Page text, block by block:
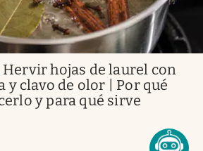
Hervir hojas de laurel con
y clavo de olor | Por qué
y para qué sirve